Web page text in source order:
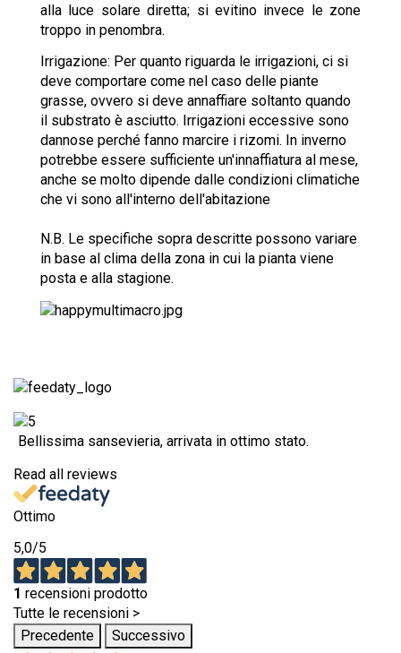
alla luce solare diretta; si evitino invece le zone
troppo in penombra.
Irrigazione: Per quanto riguarda le irrigazioni, ci si
deve comportare come nel caso delle piante
grasse, ovvero si deve annaffiare soltanto quando
il substrato è asciutto. Irrigazioni eccessive sono
dannose perché fanno marcire i rizomi. In inverno
potrebbe essere sufficiente un'innaffiatura al mese,
anche se molto dipende dalle condizioni climatiche
che vi sono all'interno dell'abitazione
N.B. Le specifiche sopra descritte possono variare
in base al clima della zona in cui la pianta viene
posta e alla stagione.
Bellissima sansevieria, arrivata in ottimo stato.
Read all reviews
Ottimo
5,0/5
1 recensioni prodotto
Tutte le recensioni >
Precedente
Successivo